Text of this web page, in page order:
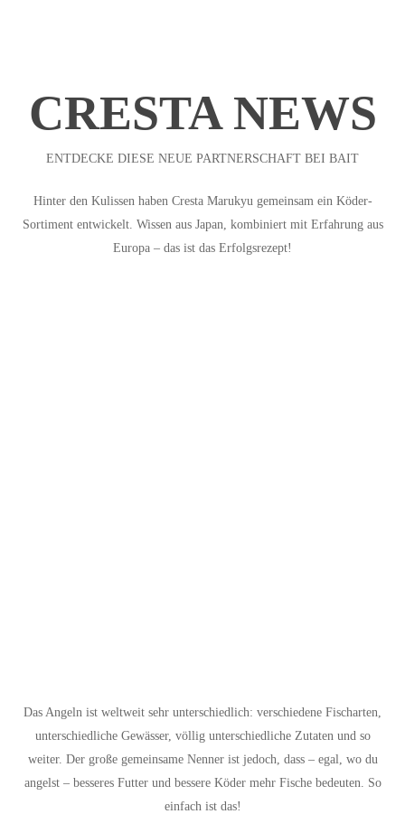
CRESTA NEWS
ENTDECKE DIESE NEUE PARTNERSCHAFT BEI BAIT
Hinter den Kulissen haben Cresta Marukyu gemeinsam ein Köder-
Sortiment entwickelt. Wissen aus Japan, kombiniert mit Erfahrung aus
Europa – das ist das Erfolgsrezept!
Das Angeln ist weltweit sehr unterschiedlich: verschiedene Fischarten,
unterschiedliche Gewässer, völlig unterschiedliche Zutaten und so
weiter. Der große gemeinsame Nenner ist jedoch, dass – egal, wo du
angelst – besseres Futter und bessere Köder mehr Fische bedeuten. So
einfach ist das!